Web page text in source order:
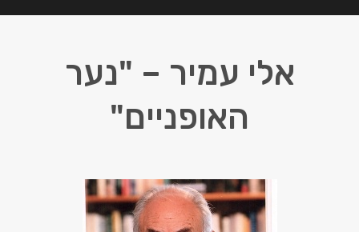
אלי עמיר – "נער
האופניים"